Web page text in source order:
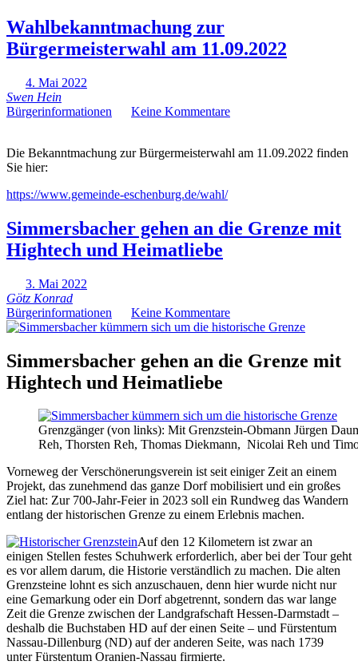
Wahlbekanntmachung zur
Bürgermeisterwahl am 11.09.2022
4. Mai 2022
Swen Hein
Bürgerinformationen
Keine Kommentare
Die Bekanntmachung zur Bürgermeisterwahl am 11.09.2022 finden
Sie hier:
https://www.gemeinde-eschenburg.de/wahl/
Simmersbacher gehen an die Grenze mit
Hightech und Heimatliebe
3. Mai 2022
Götz Konrad
Bürgerinformationen
Keine Kommentare
Simmersbacher gehen an die Grenze mit
Hightech und Heimatliebe
Grenzgänger (von links): Mit Grenzstein-Obmann Jürgen
Reh, Thorsten Reh, Thomas Diekmann, Nicolai Reh und
Vorneweg der Verschönerungsverein ist seit einiger Zeit an einem
Projekt, das zunehmend das ganze Dorf mobilisiert und ein großes
Ziel hat: Zur 700-Jahr-Feier in 2023 soll ein Rundweg das Wandern
entlang der historischen Grenze zu einem Erlebnis machen.
Auf den 12 Kilometern ist zwar an
einigen Stellen festes Schuhwerk erforderlich, aber bei der Tour geht
es vor allem darum, die Historie verständlich zu machen. Die alten
Grenzsteine lohnt es sich anzuschauen, denn hier wurde nicht nur
eine Gemarkung oder ein Dorf abgetrennt, sondern das war lange
Zeit die Grenze zwischen der Landgrafschaft Hessen-Darmstadt –
deshalb die Buchstaben HD auf der einen Seite – und Fürstentum
Nassau-Dillenburg (ND) auf der anderen Seite, was nach 1739
unter Fürstentum Oranien-Nassau firmierte.